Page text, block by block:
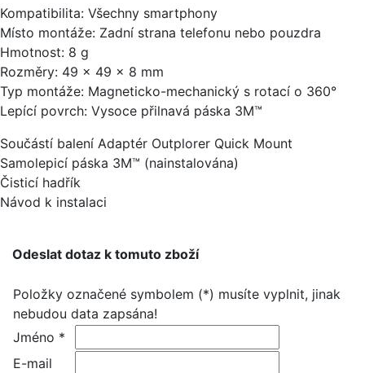
Kompatibilita: Všechny smartphony
Místo montáže: Zadní strana telefonu nebo pouzdra
Hmotnost: 8 g
Rozměry: 49 × 49 × 8 mm
Typ montáže: Magneticko-mechanický s rotací o 360°
Lepící povrch: Vysoce přilnavá páska 3M™
Součástí balení Adaptér Outplorer Quick Mount
Samolepicí páska 3M™ (nainstalována)
Čisticí hadřík
Návod k instalaci
Odeslat dotaz k tomuto zboží
Položky označené symbolem (*) musíte vyplnit, jinak
nebudou data zapsána!
Jméno *
E-mail